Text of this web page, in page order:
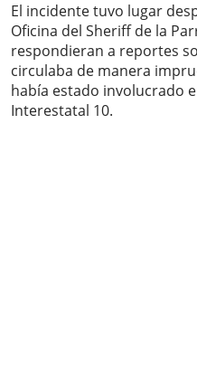
El incidente tuvo lugar
Oficina del Sheriff de la
respondieran a reportes
circulaba de manera
había estado involucrado
Interestatal 10.